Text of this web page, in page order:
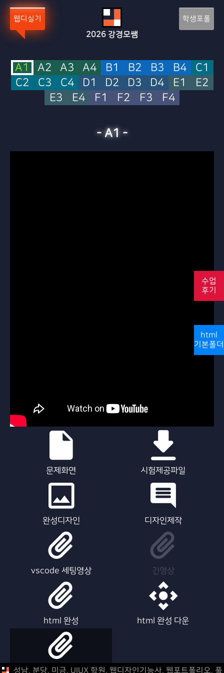
웹디실기 학생포폴
2026 강경모쌤
A1 A2 A3 A4 B1 B2 B3 B4
C1
C2
C3 C4 D1 D2 D3 D4 E1
E2
E3
E4 F1 F2 F3 F4
-A1 -
문제화면 시험제공파일
완성디자인 디자인제작
vscode 세팅영상 긴영상
html 완성 html 완성 다운
html 제작영상
수업
후기
html
기본폴더
성남, 분당, 미금, UIUX 학원, 웹디자인기능사, 웹포트폴리오, 풀